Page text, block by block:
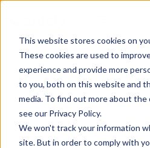
This website stores cookies on
These cookies are used to
experience and provide more
to you, both on this website and
media. To find out more about the
see our Privacy Policy.
We won't track your information
site. But in order to comply with